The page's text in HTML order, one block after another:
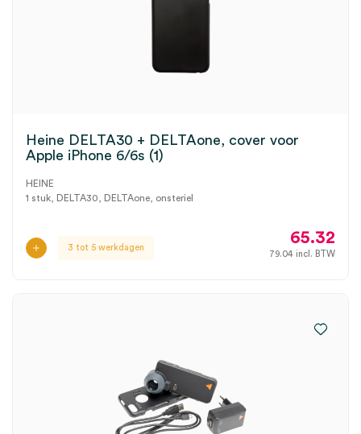
Heine DELTA30 + DELTAone, cover voor
Apple iPhone 6/6s (1)
HEINE
1 stuk, DELTA30, DELTAone, onsteriel
3 tot 5 werkdagen
65.32
79.04 incl. BTW